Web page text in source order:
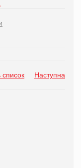
список Наступна